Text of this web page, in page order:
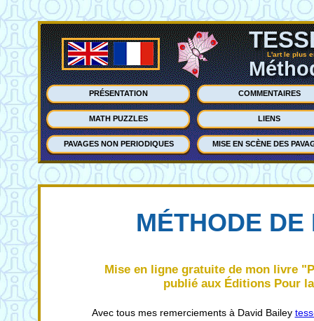
L'art le plus
PRÉSENTATION COMMENTAIRES
MATH PUZZLES LIENS
PAVAGES NON PERIODIQUES MISE EN SCÈNE DES
MÉTHODE DE
Mise en ligne gratuite de mon livre
publié aux Éditions Pour la
Avec tous mes remerciements à David Bailey